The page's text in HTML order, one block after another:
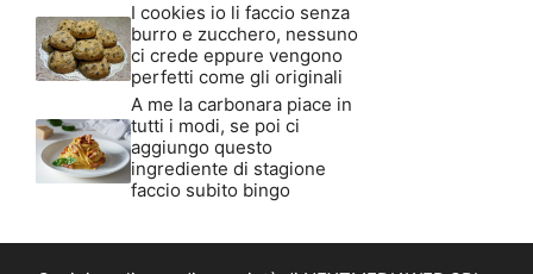
I cookies io li faccio senza
burro e zucchero, nessuno
ci crede eppure vengono
perfetti come gli originali
A me la carbonara piace in
tutti i modi, se poi ci
aggiungo questo
ingrediente di stagione
faccio subito bingo